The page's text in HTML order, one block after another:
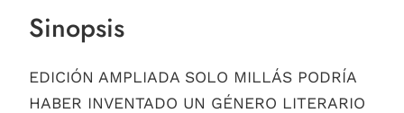
Sinopsis
EDICIÓN AMPLIADA SOLO MILLÁS PODRÍA
HABER INVENTADO UN GÉNERO LITERARIO